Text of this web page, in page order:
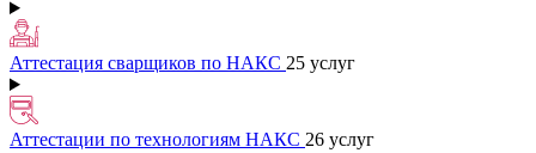
Аттестация сварщиков по НАКС 25 услуг
Аттестации по технологиям НАКС 26 услуг